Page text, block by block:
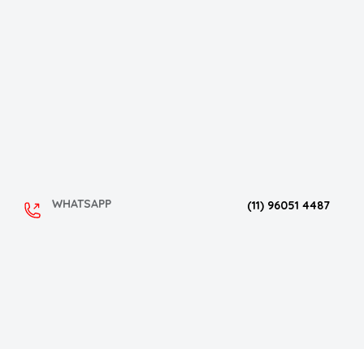
WHATSAPP (11) 96051 4487